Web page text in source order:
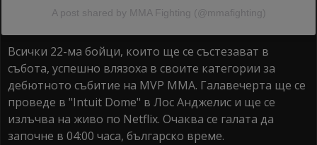
A post shared by MMA Fighting (@mmafighting)
Всички 22-ма бойци, които ще се състезават в
събота, успешно влязоха в своите категории за
дебютното събитие на MVP MMA. Галавечерта ще се
проведе в "Intuit Dome" в Лос Анджелис и ще се
излъчва на живо по Netflix. Очаква се галата да
започне в 04:00 часа, българско време.